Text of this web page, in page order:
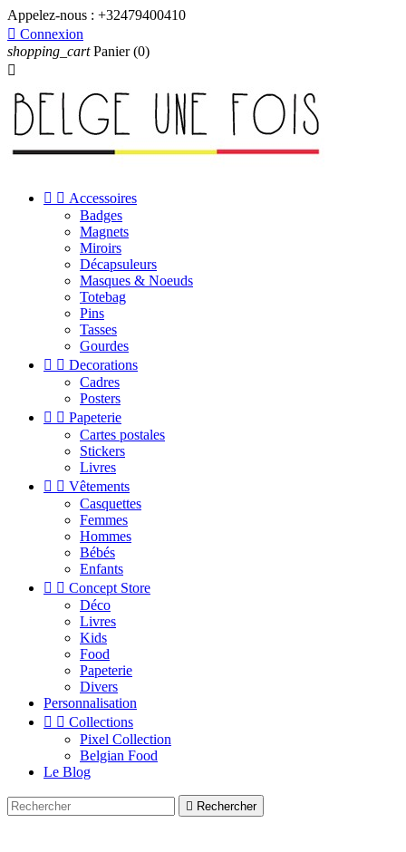
Appelez-nous : +32479400410
 Connexion
shopping_cart Panier (0)

  Accessoires
Badges
Magnets
Miroirs
Décapsuleurs
Masques & Noeuds
Totebag
Pins
Tasses
Gourdes
  Decorations
Cadres
Posters
  Papeterie
Cartes postales
Stickers
Livres
  Vêtements
Casquettes
Femmes
Hommes
Bébés
Enfants
  Concept Store
Déco
Livres
Kids
Food
Papeterie
Divers
Personnalisation
  Collections
Pixel Collection
Belgian Food
Le Blog
 Rechercher